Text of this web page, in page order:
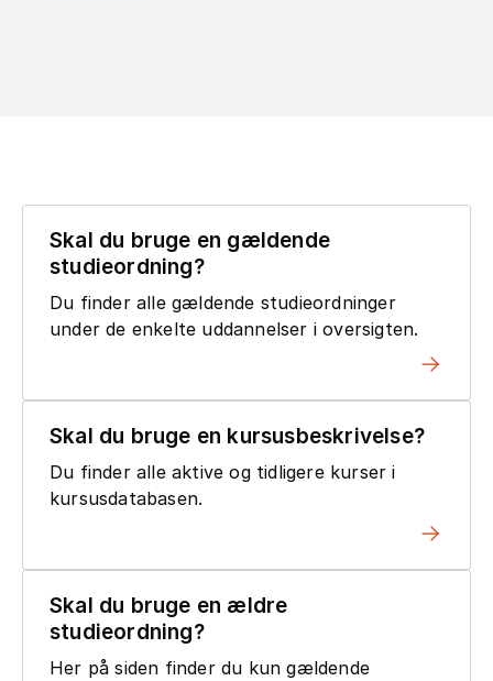
Skal du bruge en gældende
studieordning?
Du finder alle gældende studieordninger
under de enkelte uddannelser i oversigten.
Skal du bruge en kursusbeskrivelse?
Du finder alle aktive og tidligere kurser i
kursusdatabasen.
Skal du bruge en ældre
studieordning?
Her på siden finder du kun gældende